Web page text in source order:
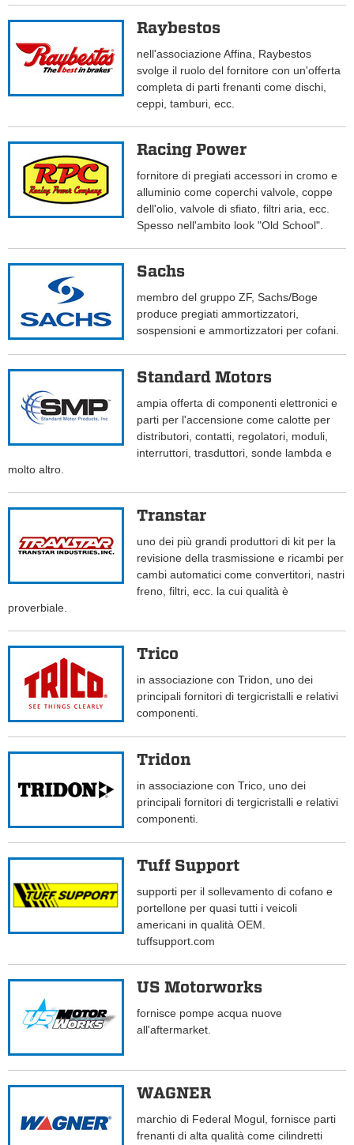
Raybestos
nell'associazione Affina, Raybestos
svolge il ruolo del fornitore con un'offerta
completa di parti frenanti come dischi,
ceppi, tamburi, ecc.
Racing Power
fornitore di pregiati accessori in cromo e
alluminio come coperchi valvole, coppe
dell'olio, valvole di sfiato, filtri aria, ecc.
Spesso nell'ambito look "Old School".
Sachs
membro del gruppo ZF, Sachs/Boge
produce pregiati ammortizzatori,
sospensioni e ammortizzatori per cofani.
Standard Motors
ampia offerta di componenti elettronici e
parti per l'accensione come calotte per
distributori, contatti, regolatori, moduli,
interruttori, trasduttori, sonde lambda e
molto altro.
Transtar
uno dei più grandi produttori di kit per la
revisione della trasmissione e ricambi per
cambi automatici come convertitori, nastri
freno, filtri, ecc. la cui qualità è
proverbiale.
Trico
in associazione con Tridon, uno dei
principali fornitori di tergicristalli e relativi
componenti.
Tridon
in associazione con Trico, uno dei
principali fornitori di tergicristalli e relativi
componenti.
Tuff Support
supporti per il sollevamento di cofano e
portellone per quasi tutti i veicoli
americani in qualità OEM.
tuffsupport.com
US Motorworks
fornisce pompe acqua nuove
all'aftermarket.
WAGNER
marchio di Federal Mogul, fornisce parti
frenanti di alta qualità come cilindretti